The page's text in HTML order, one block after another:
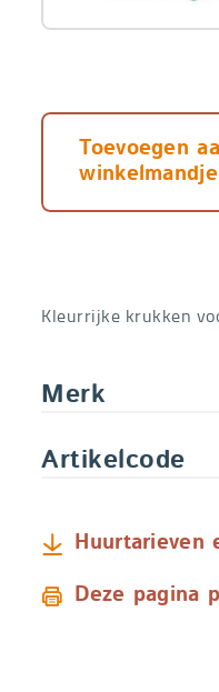
Toevoegen
winkelmandje
Kleurrijke krukken
Merk
Artikelcode
Huurtarieven
Deze pagina